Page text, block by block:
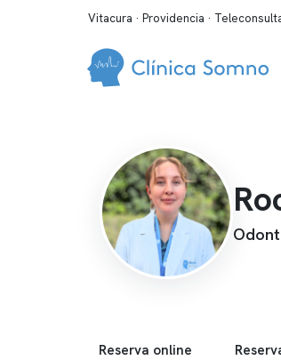
Vitacura · Providencia ·
Reserva online